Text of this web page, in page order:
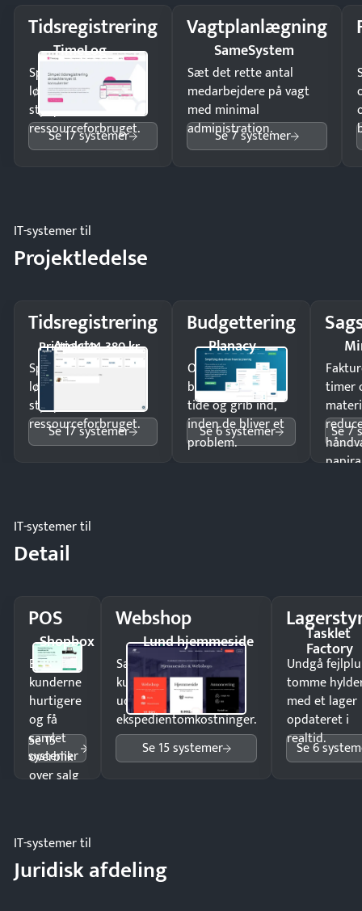
Tidsregistrering
TimeLog
Spar tid på
lønberegning og få
styr på
ressourceforbruget.
Se 17 systemer
Vagtplanlægning
SameSystem
Sæt det rette antal
medarbejdere på vagt
med minimal
administration.
Se 7 systemer
IT-systemer til
Projektledelse
Tidsregistrering
Apacta
Pristjek: 44.380 kr
Spar tid på
lønberegning og få
styr på
ressourceforbruget.
Se 17 systemer
Budgettering
Planacy
Opdag
budgetafvigelser i
tide og grib ind,
inden de bliver et
problem.
Se 6 systemer
timer
Se 7
IT-systemer til
Detail
POS
Shopbox
Ekspedér
kunderne
hurtigere
og få
samlet
overblik
over salg
Se 15
systemer
Webshop
Lund hjemmeside
Sælg produkter 24/7 til
kunder i hele landet
uden
ekspedientomkostninger.
Se 15 systemer
Tasklet
Factory
Undgå
tomme
med et lager
opdateret i
realtid.
Se 6
IT-systemer til
Juridisk afdeling